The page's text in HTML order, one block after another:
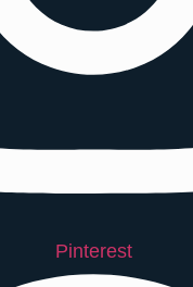
Pinterest